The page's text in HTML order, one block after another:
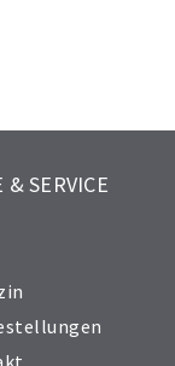
& SERVICE